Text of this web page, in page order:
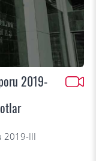
2019-
2019-III